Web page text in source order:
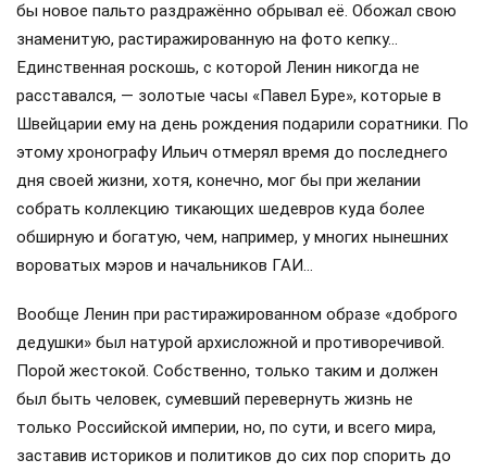
бы новое пальто раздражённо обрывал её. Обожал свою
знаменитую, растиражированную на фото кепку…
Единственная роскошь, с которой Ленин никогда не
расставался, — золотые часы «Павел Буре», которые в
Швейцарии ему на день рождения подарили соратники. По
этому хронографу Ильич отмерял время до последнего
дня своей жизни, хотя, конечно, мог бы при желании
собрать коллекцию тикающих шедевров куда более
обширную и богатую, чем, например, у многих нынешних
вороватых мэров и начальников ГАИ…
Вообще Ленин при растиражированном образе «доброго
дедушки» был натурой архисложной и противоречивой.
Порой жестокой. Собственно, только таким и должен
был быть человек, сумевший перевернуть жизнь не
только Российской империи, но, по сути, и всего мира,
заставив историков и политиков до сих пор спорить до